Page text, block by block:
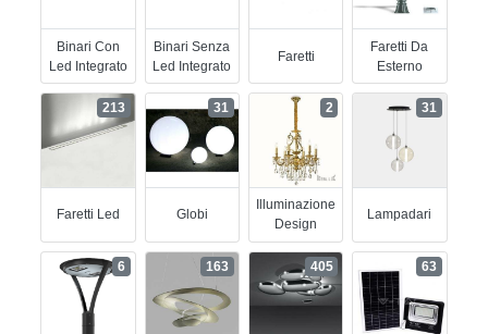
Binari Con
Led Integrato
Binari Senza
Led Integrato
Faretti
Faretti Da
Esterno
Faretti Led
213
Globi
31
Illuminazione
Design
2
Lampadari
31
6 163 405 63